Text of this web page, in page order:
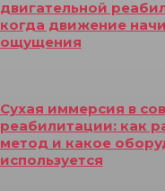
двигательной
когда движение
ощущения
Сухая иммерсия в
реабилитации: как
метод и какое
используется